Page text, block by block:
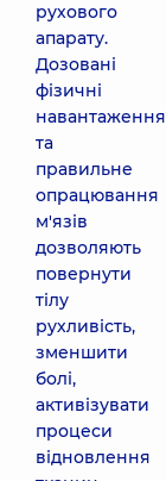
рухового
апарату.
Дозовані
фізичні
навантаження
та
правильне
опрацювання
м'язів
дозволяють
повернути
тілу
рухливість,
зменшити
болі,
активізувати
процеси
відновлення